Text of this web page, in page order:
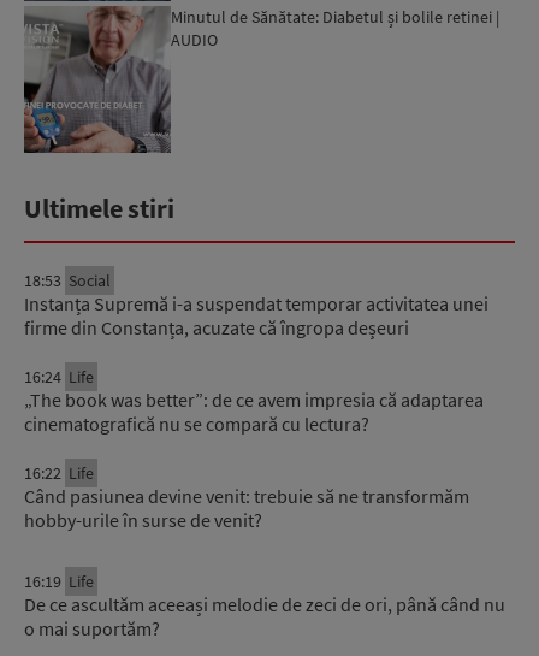
Minutul de Sănătate: Diabetul și bolile retinei |
AUDIO
Ultimele stiri
18:53 Social
Instanța Supremă i-a suspendat temporar activitatea unei
firme din Constanța, acuzate că îngropa deșeuri
16:24 Life
„The book was better”: de ce avem impresia că adaptarea
cinematografică nu se compară cu lectura?
16:22 Life
Când pasiunea devine venit: trebuie să ne transformăm
hobby-urile în surse de venit?
16:19 Life
De ce ascultăm aceeași melodie de zeci de ori, până când nu
o mai suportăm?